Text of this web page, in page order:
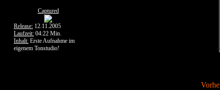
Captured
Release: 12.11.2005
Laufzeit: 04:22 Min.
Inhalt: Erste Aufnahme im
eigenem Tonstudio!